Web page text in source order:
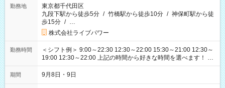
勤務地
東京都千代田区
九段下駅から徒歩5分 / 竹橋駅から徒歩10分 / 神保町駅から徒
歩15分 / …
株式会社ライブパワー
勤務時間
＜シフト例＞ 9:00～22:30 12:30～22:00 15:30～21:00 12:30～
19:00 12:30～22:00 上記の時間から好きな時間を選べます！ ※
時間は変更となる可能性があります
期間 9月8日・9日